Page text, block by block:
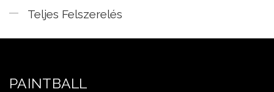
Teljes Felszerelés
PAINTBALL